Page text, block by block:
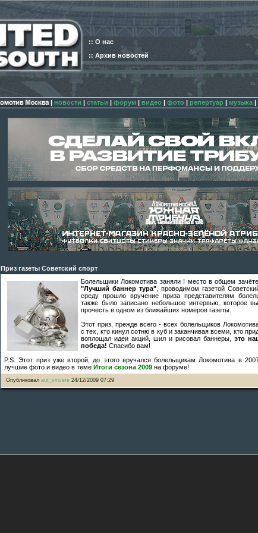
:: О нас
:: Архив новостей
| новости | статьи | форум | видео | фото | репертуар | музыка |
Приз газеты Советский спорт
Болельщики Локомотива заняли I место в общем
"Лучший баннер тура" , проводимом газетой
среду прошло вручение приза представителям
также было записано небольшое интервью, которое
прочесть в одном из ближайших номеров газеты.
Этот приз, прежде всего - всех болельщиков
с тех, кто кинул сотню в куб и заканчивая всеми, кто
воплощал идеи акций, шил и рисовал баннеры, это
победа! Спасибо вам!
P.S. Этот приз уже второй, до этого вручался болельщикам Локомотива в
лучшие фото и видео в теме Итоги сезона 2009 на форуме!
Опубликовал aut_vincere 24/12/2009 07:29